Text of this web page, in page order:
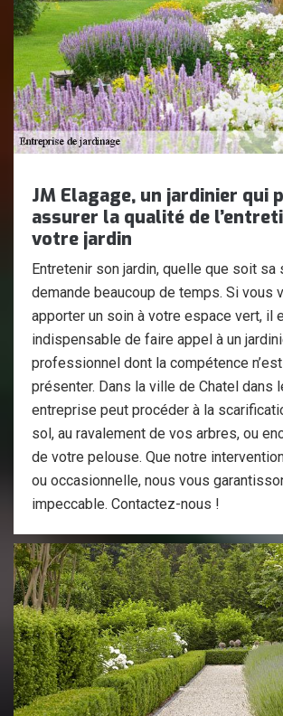
JM Elagage, un jardinier qui
assurer la qualité de
votre jardin
Entretenir son jardin, quelle que soit sa
demande beaucoup de temps. Si vous
apporter un soin à votre espace vert, il
indispensable de faire appel à un
professionnel dont la compétence
présenter. Dans la ville de Chatel dans
entreprise peut procéder à la
sol, au ravalement de vos arbres, ou
de votre pelouse. Que notre
ou occasionnelle, nous vous
impeccable. Contactez-nous !